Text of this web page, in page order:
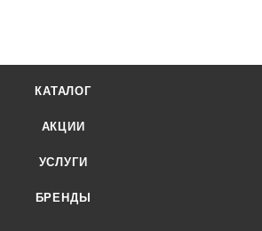
КАТАЛОГ
АКЦИИ
УСЛУГИ
БРЕНДЫ